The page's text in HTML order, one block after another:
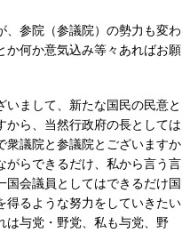
、参院（参議院）の勢力も変わ
か何か意気込み等々あればお願
まして、新たな国民の民意と
から、当然行政府の長としては
衆議院と参議院とございますか
がらできるだけ、私から言う言
国会議員としてはできるだけ国
得るような努力をしていきたい
は与党・野党、私も与党、野